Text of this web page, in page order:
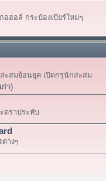
อฮอล์ กระป๋องเบียร์ใหม่ๆ
ะสมย้อนยุค เปิดกรุนักสะสม
ก่า)
ตราประทับ
างๆ